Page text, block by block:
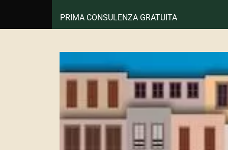
PRIMA CONSULENZA GRATUITA